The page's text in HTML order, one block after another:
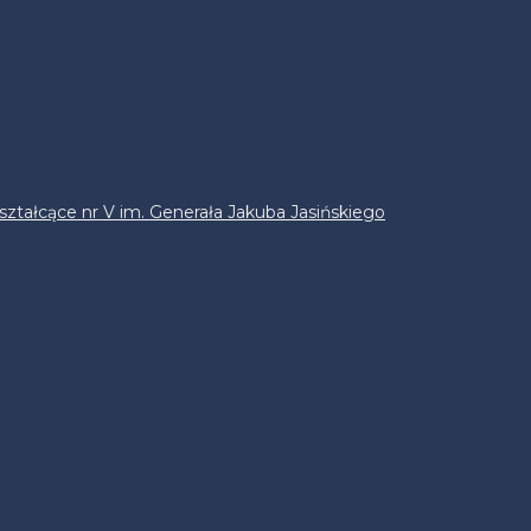
nr V im. Generała Jakuba Jasińskiego